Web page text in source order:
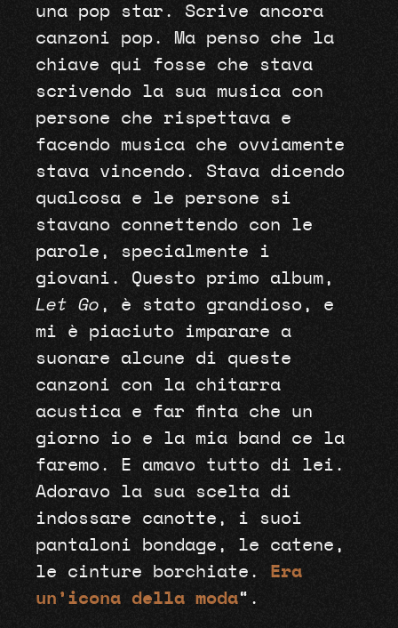
una pop star. Scrive ancora
canzoni pop. Ma penso che la
chiave qui fosse che stava
scrivendo la sua musica con
persone che rispettava e
facendo musica che ovviamente
stava vincendo. Stava dicendo
qualcosa e le persone si
stavano connettendo con le
parole, specialmente i
giovani. Questo primo album,
Let Go , è stato grandioso, e
mi è piaciuto imparare a
suonare alcune di queste
canzoni con la chitarra
acustica e far finta che un
giorno io e la mia band ce la
faremo. E amavo tutto di lei.
Adoravo la sua scelta di
indossare canotte, i suoi
pantaloni bondage, le catene,
le cinture borchiate.
Era
un’icona della moda“.